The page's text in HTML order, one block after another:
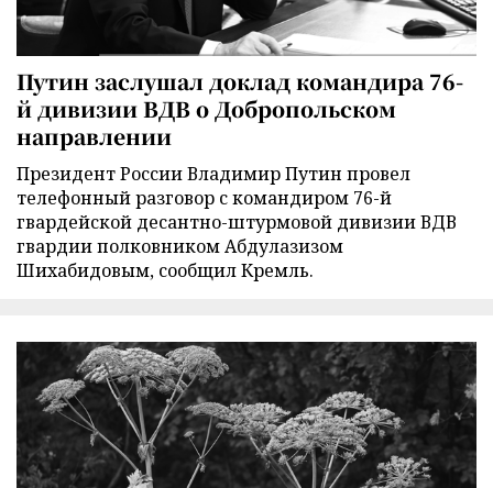
Путин заслушал доклад командира 76-
й дивизии ВДВ о Добропольском
направлении
Президент России Владимир Путин провел
телефонный разговор с командиром 76-й
гвардейской десантно-штурмовой дивизии ВДВ
гвардии полковником Абдулазизом
Шихабидовым, сообщил Кремль.